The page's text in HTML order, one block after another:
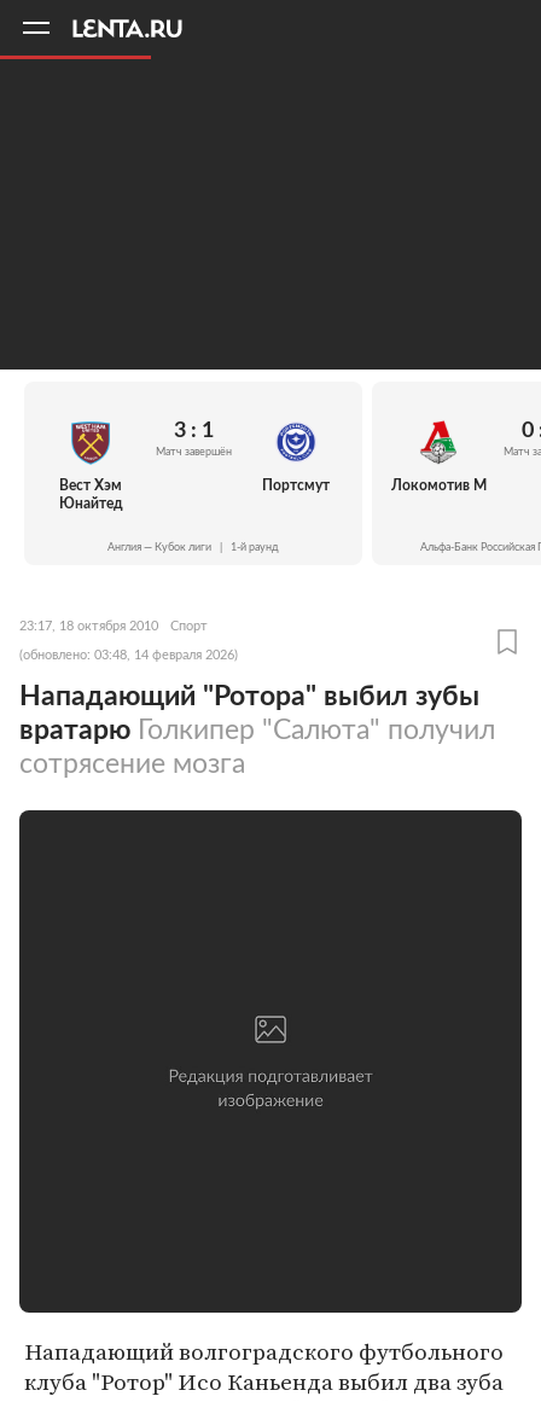
Вест Хэм
Юнайтед
3 : 1
Матч завершён
Портсмут
Англия — Кубок лиги 1-й раунд
Локомотив М
0
Матч
Альфа-Банк Российская
23:17, 18 октября 2010 Спорт
(обновлено: 03:48, 14 февраля 2026)
Нападающий "Ротора" выбил зубы
вратарю Голкипер "Салюта" получил
сотрясение мозга
Нападающий волгоградского футбольного
клуба "Ротор" Исо Каньенда выбил два зуба